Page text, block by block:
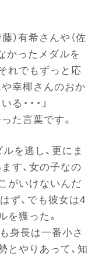
）有希さんや（佐
かったメダルを
れでもずっと応
幸椰さんのおか
・・・」
た言葉です。
を逃し、更にま
す、女の子なの
がいけないんだ
ず、でも彼女は4
を獲った。
身長は一番小さ
とやりあって、知